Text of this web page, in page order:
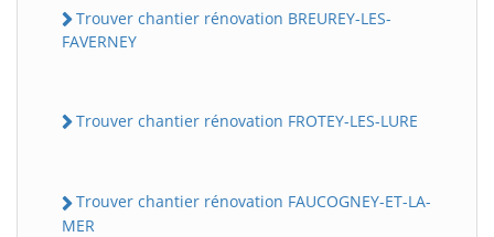
Trouver chantier rénovation BREUREY-LES-
FAVERNEY
Trouver chantier rénovation FROTEY-LES-LURE
Trouver chantier rénovation FAUCOGNEY-ET-LA-
MER